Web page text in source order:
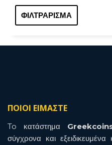
ΦΙΛΤΡΆΡΙΣΜΑ
ΠΟΙΟΙ ΕΙΜΑΣΤΕ
To κατάστημα
σύγχρονα και εξειδικευμένα